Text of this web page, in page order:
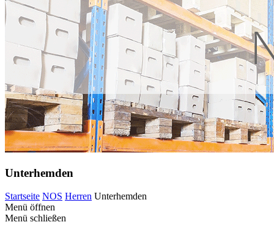
Unterhemden
Startseite NOS Herren Unterhemden
Menü öffnen
Menü schließen